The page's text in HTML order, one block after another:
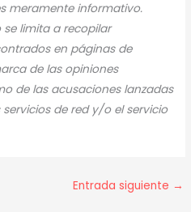
meramente informativo.
limita a recopilar
en páginas de
de las opiniones
de las acusaciones lanzadas
de red y/o el servicio
Entrada siguiente →